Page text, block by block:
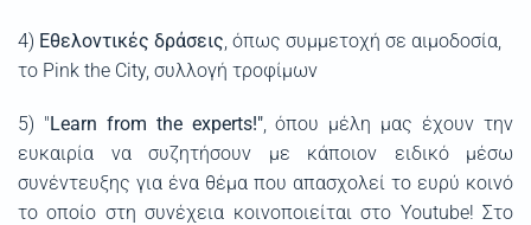
4) Εθελοντικές δράσεις , όπως συμμετοχή σε αιμοδοσία,
το Pink the City, συλλογή τροφίμων
5) "Learn from the experts!", όπου μέλη μας έχουν την
ευκαιρία να συζητήσουν με κάποιον ειδικό μέσω
συνέντευξης για ένα θέμα που απασχολεί το ευρύ κοινό
το οποίο στη συνέχεια κοινοποιείται στο Youtube! Στο